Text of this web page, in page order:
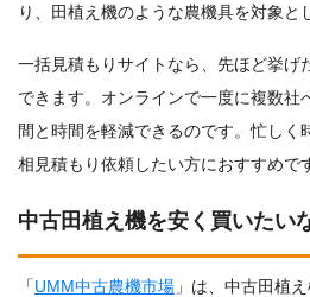
り、田植え機のような農機具を対象と
一括見積もりサイトなら、先ほど挙げ
できます。オンラインで一度に複数社
間と時間を軽減できるのです。忙しく
相見積もり依頼したい方におすすめで
中古田植え機を安く買いたい
「UMM中古農機市場 」は、中古田植